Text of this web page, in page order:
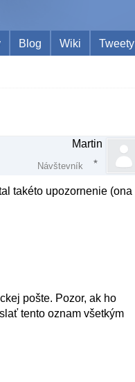
Blog Wiki Tweety
Martin
Návštevník
takéto upozornenie (ona
pošte. Pozor, ak ho
tento oznam všetkým